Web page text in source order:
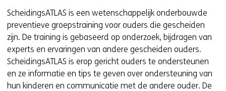
ScheidingsATLAS is een wetenschappelijk onderbouwde
preventieve groepstraining voor ouders die gescheiden
zijn. De training is gebaseerd op onderzoek, bijdragen van
experts en ervaringen van andere gescheiden ouders.
ScheidingsATLAS is erop gericht ouders te ondersteunen
en ze informatie en tips te geven over ondersteuning van
hun kinderen en communicatie met de andere ouder. De